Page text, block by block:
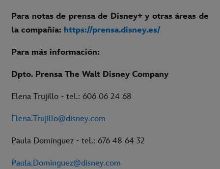
Para notas de prensa de Disney+ y otras áreas de
la compañía: https://prensa.disney.es/
Para más información:
Dpto. Prensa The Walt Disney Company
Elena Trujillo - tel.: 606 06 24 68
Elena.Trujillo@disney.com
Paula Domínguez - tel.: 676 48 64 32
Paula.Dominguez@disney.com